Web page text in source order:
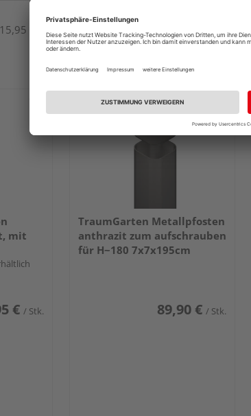
€ / Stk.
mit
€ / Stk.
TraumGarten Metallpfosten
anthrazit zum aufschrauben
für H~180 7x7x195cm
89,90 € / Stk.